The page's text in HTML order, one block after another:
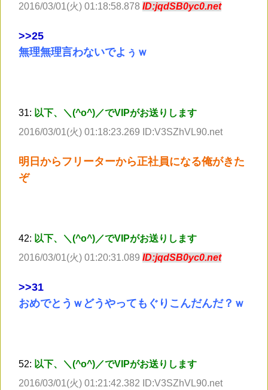
2016/03/01(火) 01:18:58.878 ID:jqdSB0yc0.net
>>25
無理無理言わないでよぅｗ
31: 以下、＼(^o^)／でVIPがお送りします
2016/03/01(火) 01:18:23.269 ID:V3SZhVL90.net
明日からフリーターから正社員になる俺がきた
ぞ
42: 以下、＼(^o^)／でVIPがお送りします
2016/03/01(火) 01:20:31.089 ID:jqdSB0yc0.net
>>31
おめでとうｗどうやってもぐりこんだんだ？ｗ
52: 以下、＼(^o^)／でVIPがお送りします
2016/03/01(火) 01:21:42.382 ID:V3SZhVL90.net